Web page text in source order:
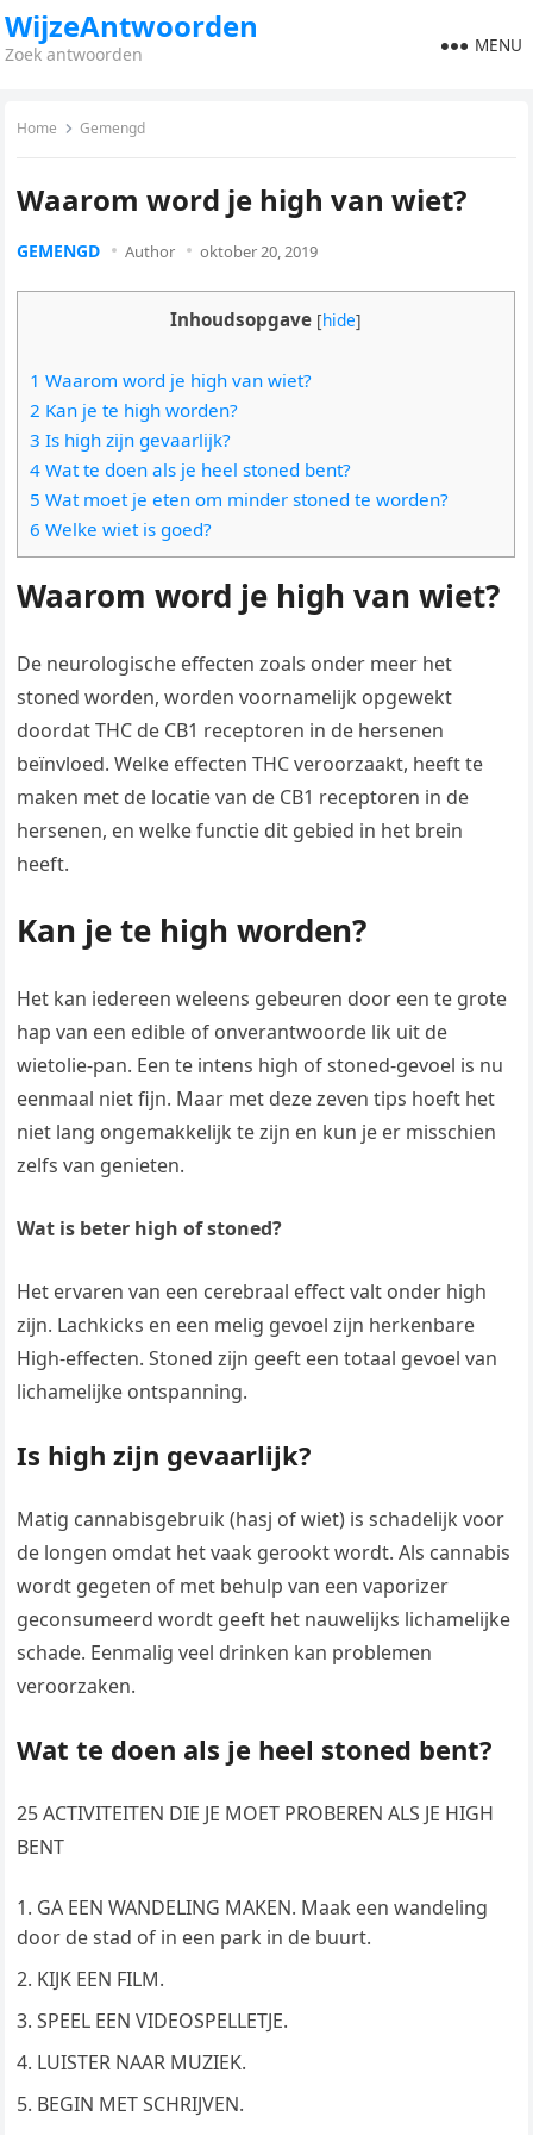
WijzeAntwoorden
Zoek antwoorden MENU
Home Gemengd
Waarom word je high van wiet?
GEMENGD Author oktober 20, 2019
Inhoudsopgave [hide]
1 Waarom word je high van wiet?
2 Kan je te high worden?
3 Is high zijn gevaarlijk?
4 Wat te doen als je heel stoned bent?
5 Wat moet je eten om minder stoned te worden?
6 Welke wiet is goed?
Waarom word je high van wiet?
De neurologische effecten zoals onder meer het
stoned worden, worden voornamelijk opgewekt
doordat THC de CB1 receptoren in de hersenen
beïnvloed. Welke effecten THC veroorzaakt, heeft te
maken met de locatie van de CB1 receptoren in de
hersenen, en welke functie dit gebied in het brein
heeft.
Kan je te high worden?
Het kan iedereen weleens gebeuren door een te grote
hap van een edible of onverantwoorde lik uit de
wietolie-pan. Een te intens high of stoned-gevoel is nu
eenmaal niet fijn. Maar met deze zeven tips hoeft het
niet lang ongemakkelijk te zijn en kun je er misschien
zelfs van genieten.
Wat is beter high of stoned?
Het ervaren van een cerebraal effect valt onder high
zijn. Lachkicks en een melig gevoel zijn herkenbare
High-effecten. Stoned zijn geeft een totaal gevoel van
lichamelijke ontspanning.
Is high zijn gevaarlijk?
Matig cannabisgebruik (hasj of wiet) is schadelijk voor
de longen omdat het vaak gerookt wordt. Als cannabis
wordt gegeten of met behulp van een vaporizer
geconsumeerd wordt geeft het nauwelijks lichamelijke
schade. Eenmalig veel drinken kan problemen
veroorzaken.
Wat te doen als je heel stoned bent?
25 ACTIVITEITEN DIE JE MOET PROBEREN ALS JE HIGH
BENT
GA EEN WANDELING MAKEN. Maak een wandeling
door de stad of in een park in de buurt.
KIJK EEN FILM.
SPEEL EEN VIDEOSPELLETJE.
LUISTER NAAR MUZIEK.
BEGIN MET SCHRIJVEN.